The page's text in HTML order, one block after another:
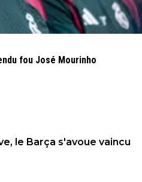
fou José Mourinho
le Barça s'avoue vaincu